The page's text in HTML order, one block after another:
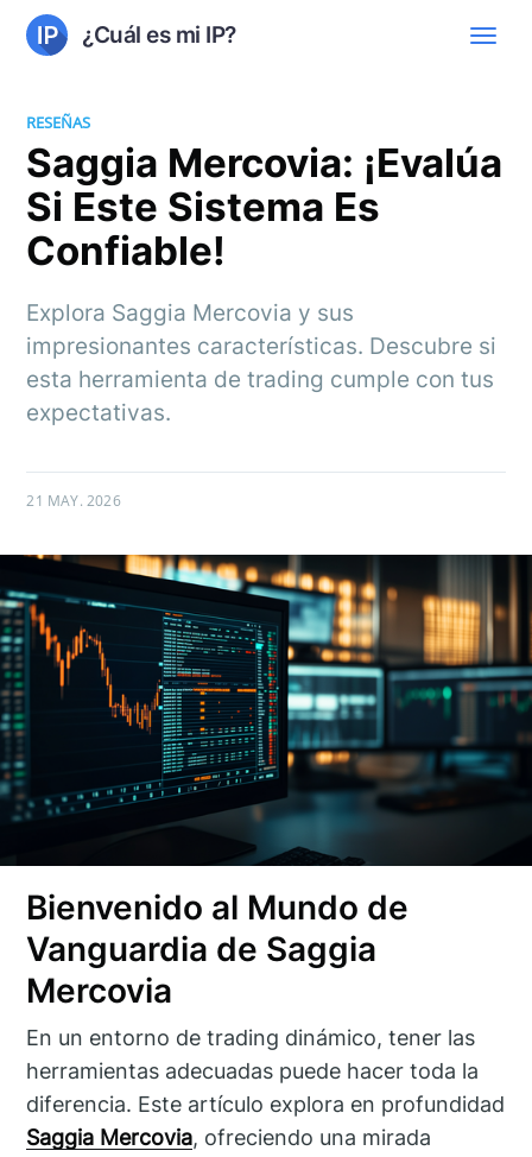
¿Cuál es mi IP?
RESEÑAS
Saggia Mercovia: ¡Evalúa
Si Este Sistema Es
Confiable!
Explora Saggia Mercovia y sus
impresionantes características. Descubre si
esta herramienta de trading cumple con tus
expectativas.
21 MAY. 2026
Bienvenido al Mundo de
Vanguardia de Saggia
Mercovia
En un entorno de trading dinámico, tener las
herramientas adecuadas puede hacer toda la
diferencia. Este artículo explora en profundidad
Saggia Mercovia, ofreciendo una mirada